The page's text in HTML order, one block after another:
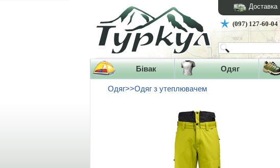
Доставка
(097) 127-60-04
Бівак Одяг
Одяг>>Одяг з утеплювачем